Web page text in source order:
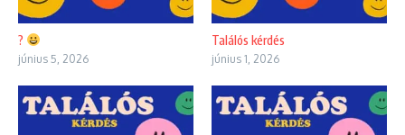
?
június 5, 2026
Találós kérdés
június 1, 2026